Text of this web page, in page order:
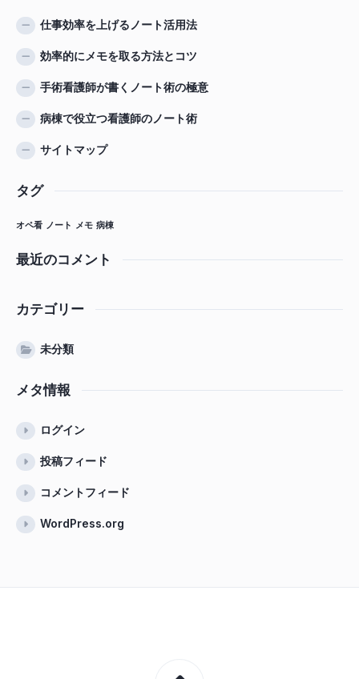
仕事効率を上げるノート活用法
効率的にメモを取る方法とコツ
手術看護師が書くノート術の極意
病棟で役立つ看護師のノート術
サイトマップ
タグ
オペ看 ノート メモ 病棟
最近のコメント
カテゴリー
未分類
メタ情報
ログイン
投稿フィード
コメントフィード
WordPress.org